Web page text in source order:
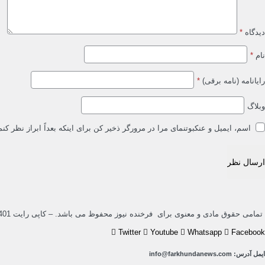
دیدگاه *
نام *
رایانامه (نامه برقی) *
وبلاگ
اسم، ایمیل و عنکبوتنمای مرا در مرورگر ذخیر کن برای اینکه بعداً ابراز نظر
تمامی حقوق مادی و معنوی برای فرخنده نیوز محفوظ می باشد. – کاپی رایت 1401
Twitter Youtube Whatsapp Facebook
ایمل آدرس: info@farkhundanews.com